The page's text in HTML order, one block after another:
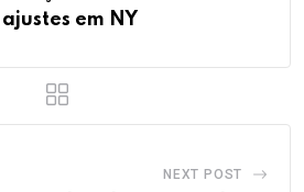
em NY
NEXT POST